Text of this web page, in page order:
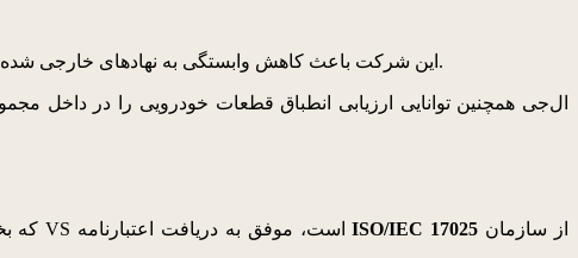
چارچوب اجرایی یکپارچه یا One-Stop این شرکت باعث کاهش وابستگی به نهادهای خارجی شده و امکان پاسخ سریع‌تر و مؤثرتر به نیازهای خودروسازان و استانداردهای قانونی را فراهم می‌کند.
ال‌جی همچنین توانایی ارزیابی انطباق قطعات خودرویی را در داخل
در سال 2024، آزمایشگاه تست استاندارد راهکارهای خودرو (VS Standard Testing Laboratory) که بخشی از آزمایشگاه تحقیق و توسعه VS است، موفق به دریافت اعتبارنامهISO/IEC 17025